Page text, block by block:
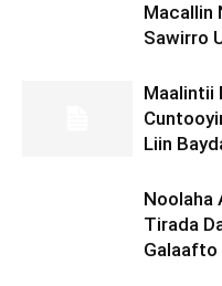
Macallin
Sawirro
Maalintii
Liin
Noolaha
Tirada
Galaafto